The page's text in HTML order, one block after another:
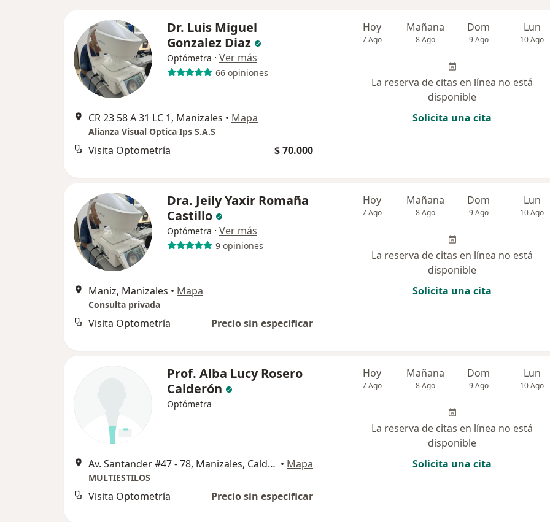
Dr. Luis Miguel
Gonzalez Diaz
Optómetra · Ver más
66 opiniones
CR 23 58 A 31 LC 1, Manizales • Mapa
Alianza Visual Optica Ips S.A.S
Visita Optometría $ 70.000
Hoy
7 Ago
Mañana
8 Ago
Dom
9 Ago
Lun
10 Ago
La reserva de citas en línea no está
disponible
Solicita una cita
Dra. Jeily Yaxir Romaña
Castillo
Optómetra · Ver más
9 opiniones
Maniz, Manizales • Mapa
Consulta privada
Visita Optometría Precio sin especificar
Hoy
7 Ago
Mañana
8 Ago
Dom
9 Ago
Lun
10 Ago
La reserva de citas en línea no está
disponible
Solicita una cita
Prof. Alba Lucy Rosero
Calderón
Optómetra
Av. Santander #47 - 78, Manizales, Caldas, Manizales • Mapa
MULTIESTILOS
Visita Optometría Precio sin especificar
Hoy
7 Ago
Mañana
8 Ago
Dom
9 Ago
Lun
10 Ago
La reserva de citas en línea no está
disponible
Solicita una cita